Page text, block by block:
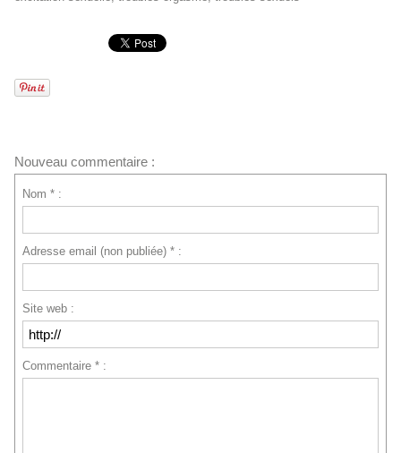
Nouveau commentaire :
Nom * :
Adresse email (non publiée) * :
Site web :
Commentaire * :